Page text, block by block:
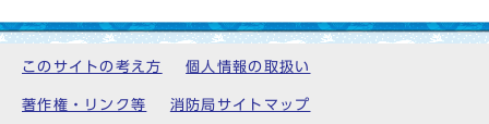
このサイトの考え方 個人情報の取扱い
著作権・リンク等 消防局サイトマップ